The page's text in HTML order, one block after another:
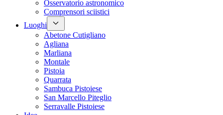
Osservatorio astronomico
Comprensori sciistici
Luoghi
Abetone Cutigliano
Agliana
Marliana
Montale
Pistoia
Quarrata
Sambuca Pistoiese
San Marcello Piteglio
Serravalle Pistoiese